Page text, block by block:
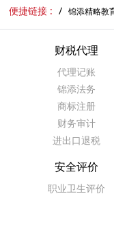
便捷链接 : 锦添精略教
财税代理
代理记账
锦添法务
商标注册
财务审计
进出口退税
安全评价
职业卫生评价